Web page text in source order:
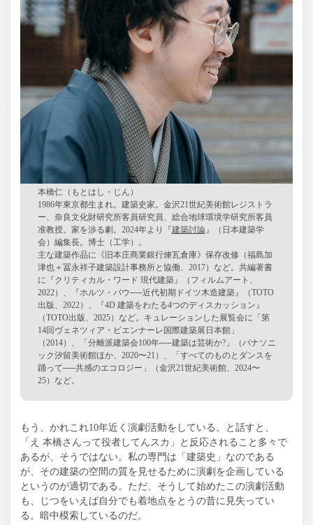
本橋仁（もとはし・じん）
1986年東京都生まれ。建築史家。金沢21世紀美術館レジストラ
ー、奈良文化財研究所客員研究員、総合地球環境学研究所客員
准教授。家を渉る劇。2024年より『建築討論』（日本建築学
会）編集長。博士（工学）。
主な建築作品に《旧本庄商業銀行煉瓦倉庫》保存改修（福島加
津也＋冨永祥子建築設計事務所と協働、 2017）など。共編著書
に『クリティカル・ワード 現代建築』（フィルムアート、
2022）、『ホルツ・バウ──近代初期ドイツ木造建築』（TOTO
出版、2022）、『4D 建築をわたる4つのディスカッション』
（TOTO出版、2025）など。キュレーションした展覧会に「第
14回ヴェネツィア・ビエンナーレ国際建築展日本館」
（2014）、「分離派建築会100年──建築は芸術か?」（パナソニ
ック汐留美術館ほか、2020〜21）、「すべてのものとダンスを
踊って──共感のエコロジー」（金沢21世紀美術館、2024〜
25）など。
もう、かれこれ10年近く演劇活動をしている。と話すと、
「え 本橋さんって役者してんスカ」と反応されること多々で
あるが、そうではない。私の専門は「建築史」なのである
が、その建築の空間の質を見せるために演劇を企画している
というのが適切である。ただ、そうして始めたこの演劇活動
も、じつをいえば自分でも着地点をとうの昔に見失ってい
る。暗中模索しているのだ。